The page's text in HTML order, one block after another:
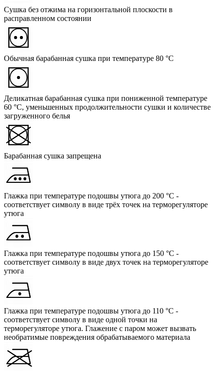
Сушка без отжима на горизонтальной плоскости в
расправленном состоянии
Обычная барабанная сушка при температуре 80 °C
Деликатная барабанная сушка при пониженной температуре
60 °C, уменьшенных продолжительности сушки и количестве
загруженного белья
Барабанная сушка запрещена
Глажка при температуре подошвы утюга до 200 °C -
соответствует символу в виде трёх точек на терморегуляторе
утюга
Глажка при температуре подошвы утюга до 150 °C -
соответствует символу в виде двух точек на терморегуляторе
утюга
Глажка при температуре подошвы утюга до 110 °C -
соответствует символу в виде одной точки на
терморегуляторе утюга. Глажение с паром может вызвать
необратимые повреждения обрабатываемого материала